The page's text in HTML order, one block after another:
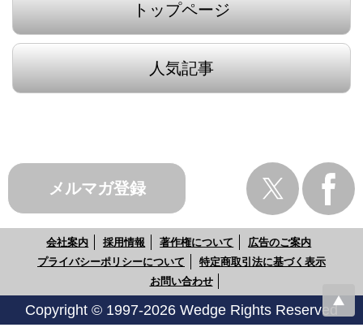
トップページ
人気記事
メルマガ登録
会社案内 採用情報 著作権について
広告のご案内
プライバシーポリシーについて
特定商取引法に基づく表示
お問い合わせ
Copyright © 1997-2026 Wedge Rights Reserved